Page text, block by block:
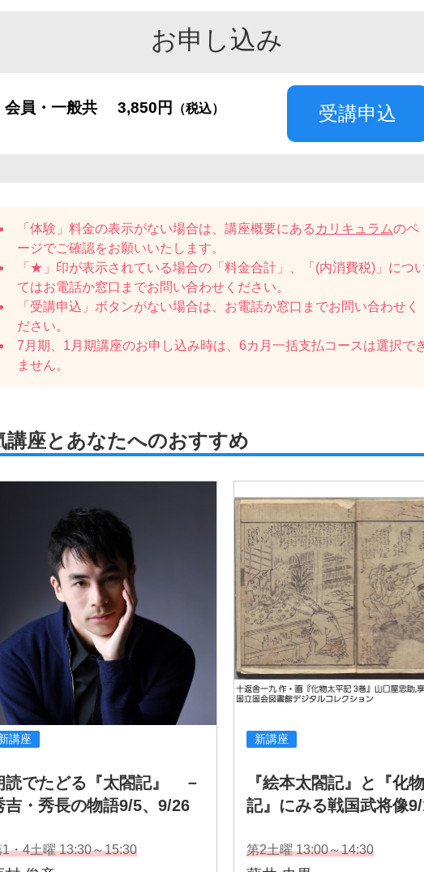
お申し込み
会員・一般共 3,850円 （税込） 受講申込
「体験」料金の表示がない場合は、講座概要にある カリキュラムのペ
ージでご確認をお願いいたします。
「★」印が表示されている場合の「料金合計」、「(内消費税)」につ
てはお電話か窓口までお問い合わせください。
「受講申込」ボタンがない場合は、お電話か窓口までお問い合わせく
ださい。
7月期、1月期講座のお申し込み時は、6カ月一括支払コースは選択で
ません。